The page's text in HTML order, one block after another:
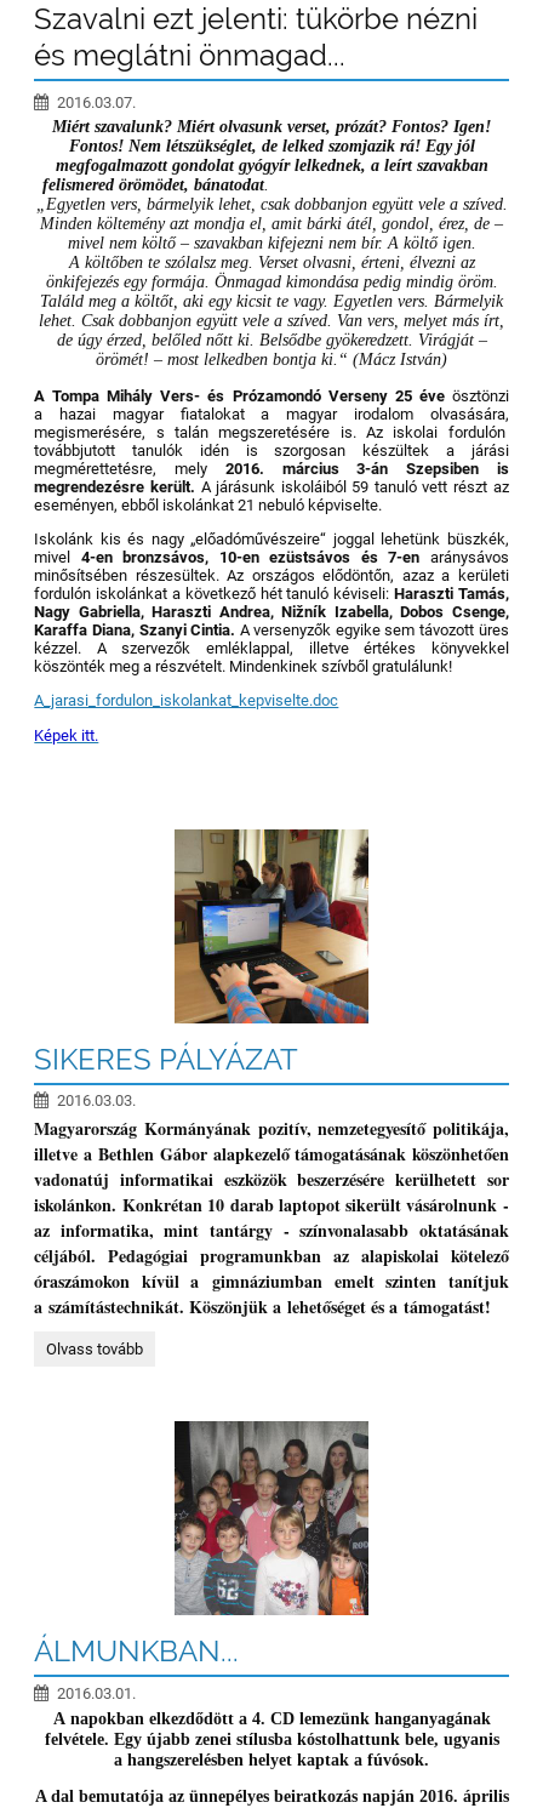
Szavalni ezt jelenti: tükörbe nézni
és meglátni önmagad...
2016.03.07.
Miért szavalunk? Miért olvasunk verset, prózát? Fontos? Igen!
Fontos! Nem létszükséglet, de lelked szomjazik rá!Egy jól
megfogalmazott gondolat gyógyír lelkednek, a leírt szavakban
felismered örömödet, bánatodat.
„Egyetlen vers, bármelyik lehet, csak dobbanjon együtt vele a szíved.
Minden költemény azt mondja el, amit bárki átél, gondol, érez, de –
mivel nem költő – szavakban kifejezni nem bír. A költő igen.
A költőben te szólalsz meg. Verset olvasni, érteni, élvezni az
önkifejezés egy formája. Önmagad kimondása pedig mindig öröm.
Találd meg a költőt, aki egy kicsit te vagy. Egyetlen vers. Bármelyik
lehet. Csak dobbanjon együtt vele a szíved. Van vers, melyet más írt,
de úgy érzed, belőled nőtt ki. Belsődbe gyökeredzett. Virágját –
örömét! – most lelkedben bontja ki.“ (Mácz István)
A Tompa Mihály Vers- és Prózamondó Verseny25 éve ösztönzi
a hazai magyar fiatalokat a magyar irodalom olvasására,
megismerésére, s talán megszeretésére is. Az iskolai fordulón
továbbjutott tanulók idén is szorgosan készültek a járási
megmérettetésre, mely 2016. március 3-án Szepsiben is
megrendezésre került. A járásunk iskoláiból 59 tanuló vett részt az
eseményen, ebből iskolánkat 21 nebuló képviselte.
Iskolánk kis és nagy „előadóművészeire“ joggal lehetünk büszkék,
mivel 4-en bronzsávos, 10-en ezüstsávos és 7-en aránysávos
minősítsében részesültek. Az országos elődöntőn, azaz a kerületi
fordulón iskolánkat a következő hét tanuló kéviseli: Haraszti Tamás,
Nagy Gabriella, Haraszti Andrea, Nižník Izabella, Dobos Csenge,
Karaffa Diana, Szanyi Cintia. A versenyzők egyike sem távozott üres
kézzel. A szervezők emléklappal, illetve értékes könyvekkel
köszönték meg a részvételt. Mindenkinek szívből gratulálunk!
A_jarasi_fordulon_iskolankat_kepviselte.doc
Képek itt.
SIKERES PÁLYÁZAT
2016.03.03.
Magyarország Kormányának pozitív, nemzetegyesítő politikája,
illetve a Bethlen Gábor alapkezelő támogatásának köszönhetően
vadonatúj informatikai eszközök beszerzésére kerülhetett sor
iskolánkon. Konkrétan 10 darab laptopot sikerült vásárolnunk -
az informatika, mint tantárgy - színvonalasabb oktatásának
céljából. Pedagógiai programunkban az alapiskolai kötelező
óraszámokon kívül a gimnáziumban emelt szinten tanítjuk
a számítástechnikát. Köszönjük a lehetőséget és a támogatást!
SIKERES
Olvass tovább
ÁLMUNKBAN...
2016.03.01.
A napokban elkezdődött a 4. CD lemezünk hanganyagának
felvétele. Egy újabb zenei stílusba kóstolhattunk bele, ugyanis
a hangszerelésben helyet kaptak a fúvósok.
A dal bemutatója az ünnepélyes beiratkozás napján 2016. április